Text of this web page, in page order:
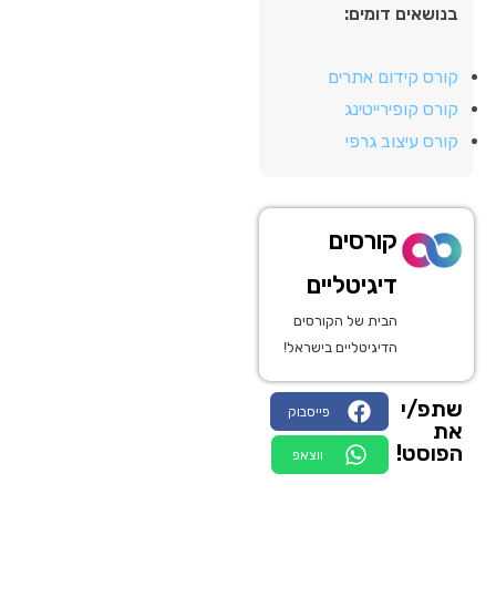
בנושאים דומים:
קורס קידום אתרים
קורס קופירייטינג
קורס עיצוב גרפי
קורסים
דיגיטליים
הבית של הקורסים
הדיגיטליים בישראל!
שתפ/י
את
הפוסט!
פייסבוק
ווצאפ